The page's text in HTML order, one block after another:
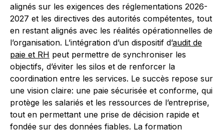
alignés sur les exigences des réglementations 2026-
2027 et les directives des autorités compétentes, tout
en restant alignés avec les réalités opérationnelles de
l’organisation. L’intégration d’un dispositif d’audit de
paie et RH peut permettre de synchroniser les
objectifs, d’éviter les silos et de renforcer la
coordination entre les services. Le succès repose sur
une vision claire: une paie sécurisée et conforme, qui
protège les salariés et les ressources de l’entreprise,
tout en permettant une prise de décision rapide et
fondée sur des données fiables. La formation